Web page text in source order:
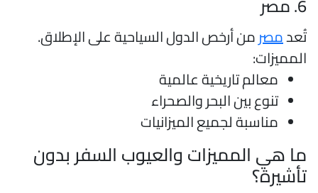
مصرمن أرخص الدول السياحية على الإطلاق.
معالم تاريخية عالمية
تنوع بين البحر والصحراء
مناسبة لجميع الميزانيات
هي المميزات والعيوب السفر بدون